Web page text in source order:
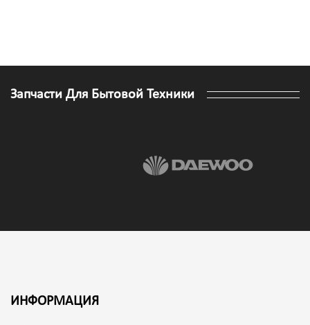
Запчасти Для Бытовой Техники
ИНФОРМАЦИЯ